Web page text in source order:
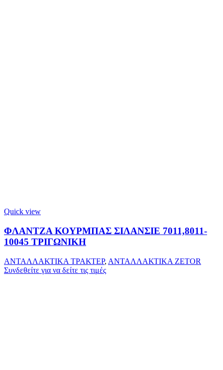
Quick view
ΦΛΑΝΤΖΑ ΚΟΥΡΜΠΑΣ ΣΙΛΑΝΣΙΕ 7011,8011-
10045 ΤΡΙΓΩΝΙΚΗ
ΑΝΤΑΛΛΑΚΤΙΚΑ ΤΡΑΚΤΕΡ, ΑΝΤΑΛΛΑΚΤΙΚΑ ZETOR
Συνδεθείτε για να δείτε τις τιμές